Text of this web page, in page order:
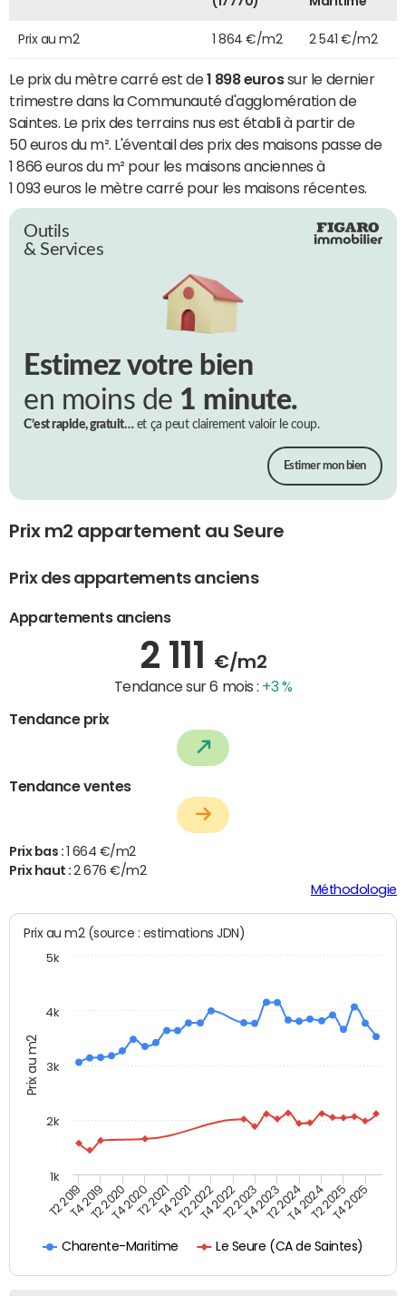
Prix au m2 1 864 €/m2 2 541 €/m2
Le prix du mètre carré est de1 898 eurossur le dernier
trimestre dans la Communauté d'agglomération de
Saintes. Le prix des terrains nus est établi à partir de
50 euros du m². L'éventail des prix des maisons passe de
1 866 euros du m² pour les maisons anciennes à
1 093 euros le mètre carré pour les maisons récentes.
Outils
& Services
Estimez votre bien
en moins de 1 minute.
C’est rapide, gratuit…et ça peut clairement valoir le coup.
Estimer mon bien
Prix m2 appartement au Seure
Prix des appartements anciens
Appartements anciens
2 111 €/m2
Tendance sur 6 mois : +3 %
Tendance prix
Tendance ventes
Prix bas : 1 664 €/m2
Prix haut :2 676 €/m2
Méthodologie
Prix au m2
Prix au m2 (source : estimations JDN)
Charente-Maritime Le Seure (CA de Saintes)
T2 2019T4 2019T2 2020T4 2020T2 2021T4 2021T2 2022T4 2022T2 2023T4 2023T2 2024T4 2024T2 2025T4 2025
1k
2k
3k
4k
5k